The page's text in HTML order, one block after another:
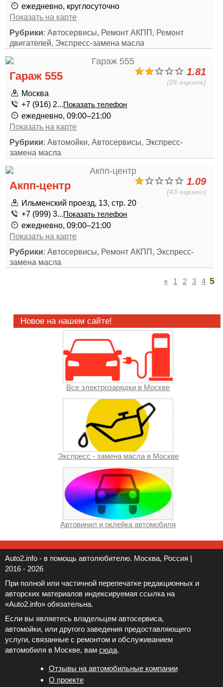
ежедневно, круглосуточно
Показать на карте
Рубрики: Автосервисы, Ремонт АКПП, Ремонт
двигателей, Экспресс-замена масла
1.81
(26 оценок)
Гараж 555
Москва
+7 (916) 2...Показать телефон
ежедневно, 09:00–21:00
Показать на карте
Рубрики: Автомойки, Автосервисы, Экспресс-
замена масла
1.09
(43 оценки)
Акпп-центр
Ильменский проезд, 13, стр. 20
+7 (999) 3...Показать телефон
ежедневно, 09:00–21:00
Показать на карте
Рубрики: Автосервисы, Ремонт АКПП, Экспресс-
замена масла
« 1 2 3 4 5
Новое на нашем сайте!
Все электрозарядки в Москве
Экспресс - замена масла в Москве
Автовинил и оклейка автомобиля
Auto2.info - в помощь автолюбителю. Москва, Россия |
2016 - 2026
При полной или частичной перепечатке редакционных и
авторских материалов индексируемая ссылка на
«Auto2.info» обязательна.
Если вы являетесь владельцем автосервиса,
автомойки, или другого заведения предоставляющего
услуги, связанные с ремонтом и обслуживанием
автомобиля в Москве, вам сюда.
Отзывы на автомобильные компании